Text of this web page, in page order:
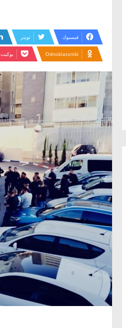
فيسبوك تويتر
Odnoklassniki بوكيت